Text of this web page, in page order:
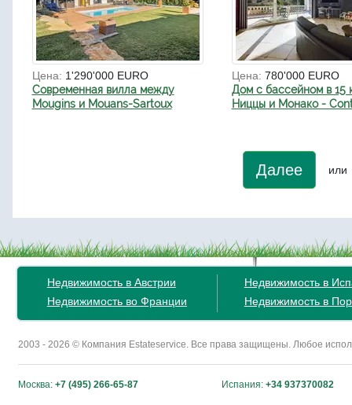
Цена: 1'290'000 EURO
Современная вилла между
Mougins и Mouans-Sartoux
Цена: 780'000 EURO
Дом с бассейном в 15
Ниццы и Монако -
Далее или
Недвижимость в Австрии
Недвижимость во Франции
Недвижимость в
Недвижимость в
2003 - 2026 © Компания Estateservice. Все права защищены. Любое
Москва: +7 (495) 266-65-87 Испания: +34 937370082